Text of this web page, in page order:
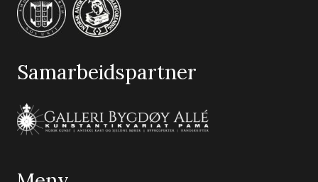
Samarbeidspartner